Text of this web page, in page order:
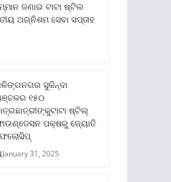
ଜଣାଇ ଟାଟା ଷ୍ଟିଲ
ଅଗ୍ନିଶମ ସେବା ସପ୍ତାହ
ସୁକିନ୍ଦା
୧୫୦
ଷ୍ଟିଲ୍
ପକ୍ଷରୁ ଜ୍ୟୋତି
January 31, 2025